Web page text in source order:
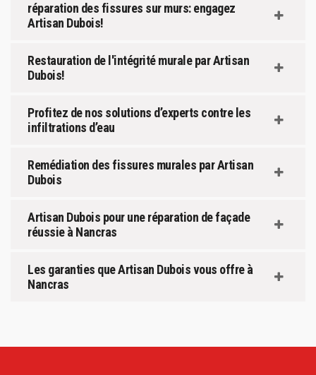
réparation des fissures sur murs: engagez
Artisan Dubois!
Restauration de l'intégrité murale par Artisan
Dubois!
Profitez de nos solutions d’experts contre les
infiltrations d’eau
Remédiation des fissures murales par Artisan
Dubois
Artisan Dubois pour une réparation de façade
réussie à Nancras
Les garanties que Artisan Dubois vous offre à
Nancras